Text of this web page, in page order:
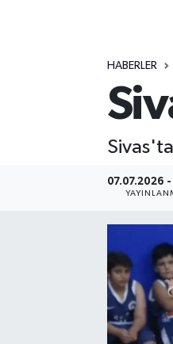
HABERLER
07.07.2026
ÖZEL HABER
RESMİ İLANLAR
SPONSORLU YAZI